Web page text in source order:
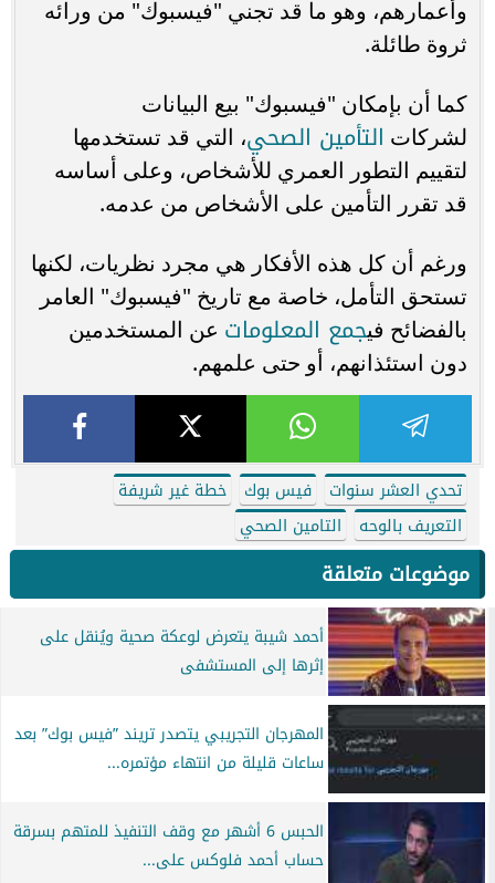
وأعمارهم، وهو ما قد تجني "فيسبوك" من ورائه
ثروة طائلة.
كما أن بإمكان "فيسبوك" بيع البيانات
لشركات التأمين الصحي، التي قد تستخدمها
لتقييم التطور العمري للأشخاص، وعلى أساسه
قد تقرر التأمين على الأشخاص من عدمه.
ورغم أن كل هذه الأفكار هي مجرد نظريات، لكنها
تستحق التأمل، خاصة مع تاريخ "فيسبوك" العامر
بالفضائح فيجمع المعلومات عن المستخدمين
دون استئذانهم، أو حتى علمهم.
تحدي العشر سنوات فيس بوك
خطة غير شريفة
التعريف بالوحه
التامين الصحي
موضوعات متعلقة
أحمد شيبة يتعرض لوعكة صحية ويُنقل على
إثرها إلى المستشفى
المهرجان التجريبي يتصدر تريند ”فيس بوك” بعد
ساعات قليلة من انتهاء مؤتمره...
الحبس 6 أشهر مع وقف التنفيذ للمتهم بسرقة
حساب أحمد فلوكس على...